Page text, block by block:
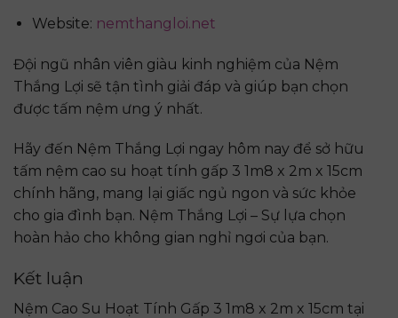
Website: nemthangloi.net
Đội ngũ nhân viên giàu kinh nghiệm của Nệm
Thắng Lợi sẽ tận tình giải đáp và giúp bạn chọn
được tấm nệm ưng ý nhất.
Hãy đến Nệm Thắng Lợi ngay hôm nay để sở hữu
tấm nệm cao su hoạt tính gấp 3 1m8 x 2m x 15cm
chính hãng, mang lại giấc ngủ ngon và sức khỏe
cho gia đình bạn. Nệm Thắng Lợi – Sự lựa chọn
hoàn hảo cho không gian nghỉ ngơi của bạn.
Kết luận
Nệm Cao Su Hoạt Tính Gấp 3 1m8 x 2m x 15cm tại